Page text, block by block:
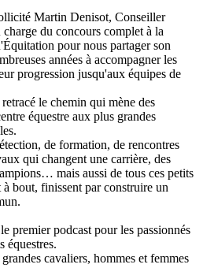
Martin Denisot, Conseiller
du concours complet à la
pour nous partager son
années à accompagner les
progression jusqu'aux équipes de
le chemin qui mène des
équestre aux plus grandes
de formation, de rencontres
qui changent une carrière, des
mais aussi de tous ces petits
bout, finissent par construire un
premier podcast pour les passionnés
équestres.
cavaliers, hommes et femmes